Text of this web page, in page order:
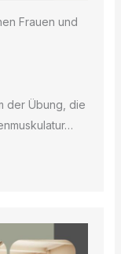
Frauen und
der Übung, die